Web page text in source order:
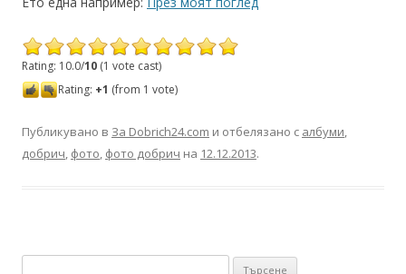
Rating: 10.0/10 (1 vote cast)
Rating: +1 (from 1 vote)
Публикувано в За Dobrich24.com и отбелязано с албуми,
добрич, фото, фото добрич на 12.12.2013.